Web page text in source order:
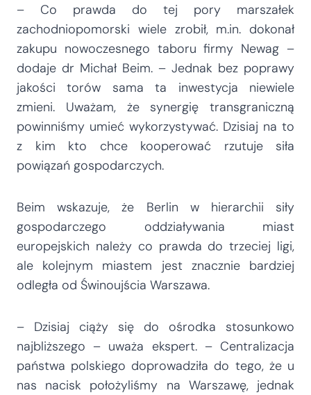
– Co prawda do tej pory marszałek
zachodniopomorski wiele zrobił, m.in. dokonał
zakupu nowoczesnego taboru firmy Newag –
dodaje dr Michał Beim. – Jednak bez poprawy
jakości torów sama ta inwestycja niewiele
zmieni. Uważam, że synergię transgraniczną
powinniśmy umieć wykorzystywać. Dzisiaj na to
z kim kto chce kooperować rzutuje siła
powiązań gospodarczych.
Beim wskazuje, że Berlin w hierarchii siły
gospodarczego oddziaływania miast
europejskich należy co prawda do trzeciej ligi,
ale kolejnym miastem jest znacznie bardziej
odległa od Świnoujścia Warszawa.
– Dzisiaj ciąży się do ośrodka stosunkowo
najbliższego – uważa ekspert. – Centralizacja
państwa polskiego doprowadziła do tego, że u
nas nacisk położyliśmy na Warszawę, jednak